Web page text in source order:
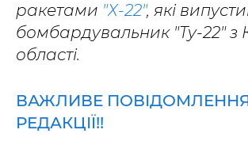
ракетами "Х-22", які
бомбардувальник "Ту-22" з
області.
ВАЖЛИВЕ ПОВІДОМЛЕННЯ
РЕДАКЦІЇ!!